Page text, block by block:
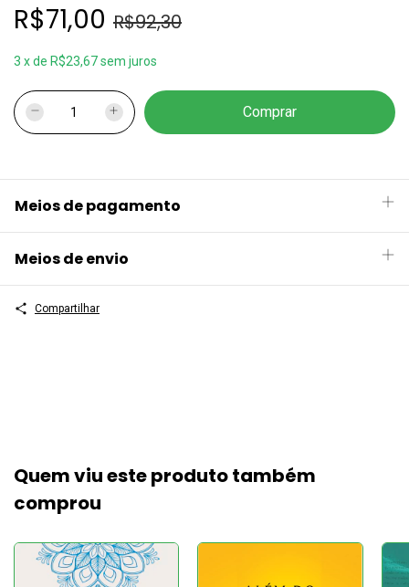
R$71,00 R$92,30
3 xde R$23,67sem juros
Meios de pagamento
Meios de envio
Compartilhar
Quem viu este produto também
comprou